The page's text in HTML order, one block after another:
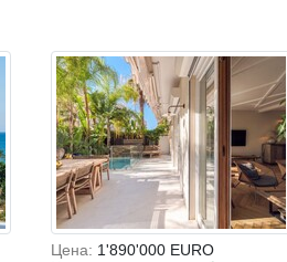
Цена: 1'890'000 EURO